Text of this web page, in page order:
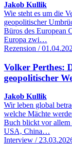
Jakob Kullik
Wie steht es um die
geopolitischer
Büros des European
Europa zwi…
Rezension /
Volker Perthes:
geopolitischer
Jakob Kullik
Wir leben global
welche Mächte
Buch blickt vor allem
USA, China…
Interview /